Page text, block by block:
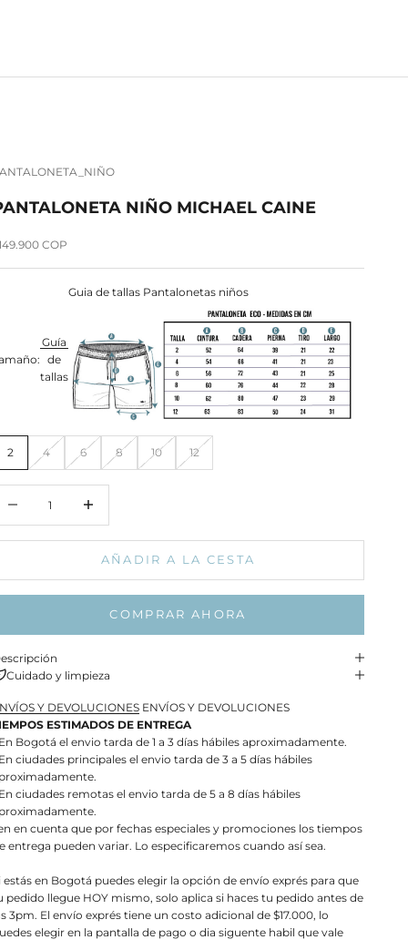
NIÑO MICHAEL CAINE
de oferta
COP
Guía
de
tallas
Guia de tallas Pantalonetas niños
2 4 6 8 10 12
AÑADIR A LA CESTA
COMPRAR AHORA
Cuidado y limpieza
Y DEVOLUCIONES ENVÍOS Y DEVOLUCIONES
ESTIMADOS DE ENTREGA
En Bogotá el envio tarda de 1 a 3 días hábiles aproximadamente.
En ciudades principales el envio tarda de 3 a 5 días hábiles
En ciudades remotas el envio tarda de 5 a 8 días hábiles
en cuenta que por fechas especiales y promociones los tiempos
entrega pueden variar. Lo especificaremos cuando así sea.
estás en Bogotá puedes elegir la opción de envío exprés para que
pedido llegue HOY mismo, solo aplica si haces tu pedido antes de
3pm. El envío exprés tiene un costo adicional de $17.000, lo
elegir en la pantalla de pago o dia siguente habil que vale